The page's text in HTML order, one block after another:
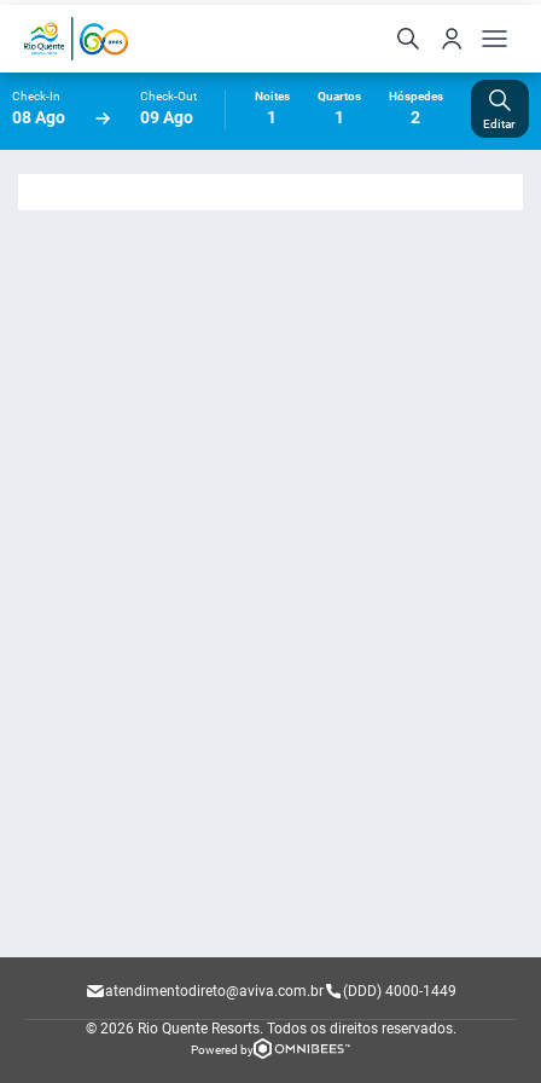
Check-In
08 Ago
Check-Out
09 Ago
Noites
1
Quartos
1
Hóspedes
2 Editar
atendimentodireto@aviva.com.br (DDD) 4000-1449
© 2026 Rio Quente Resorts. Todos os direitos reservados.
Powered by